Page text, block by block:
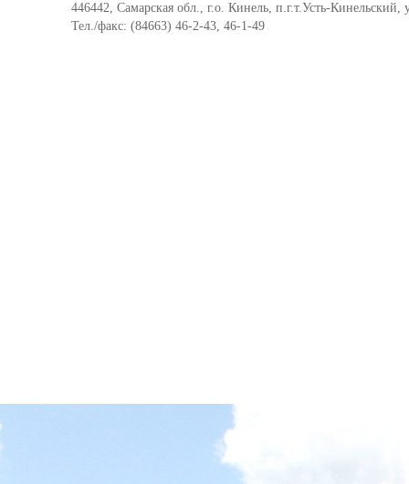
446442, Самарская обл., г.о. Кинель, п.г.т.Усть-Кинельский,
Тел./факс: (84663) 46-2-43, 46-1-49